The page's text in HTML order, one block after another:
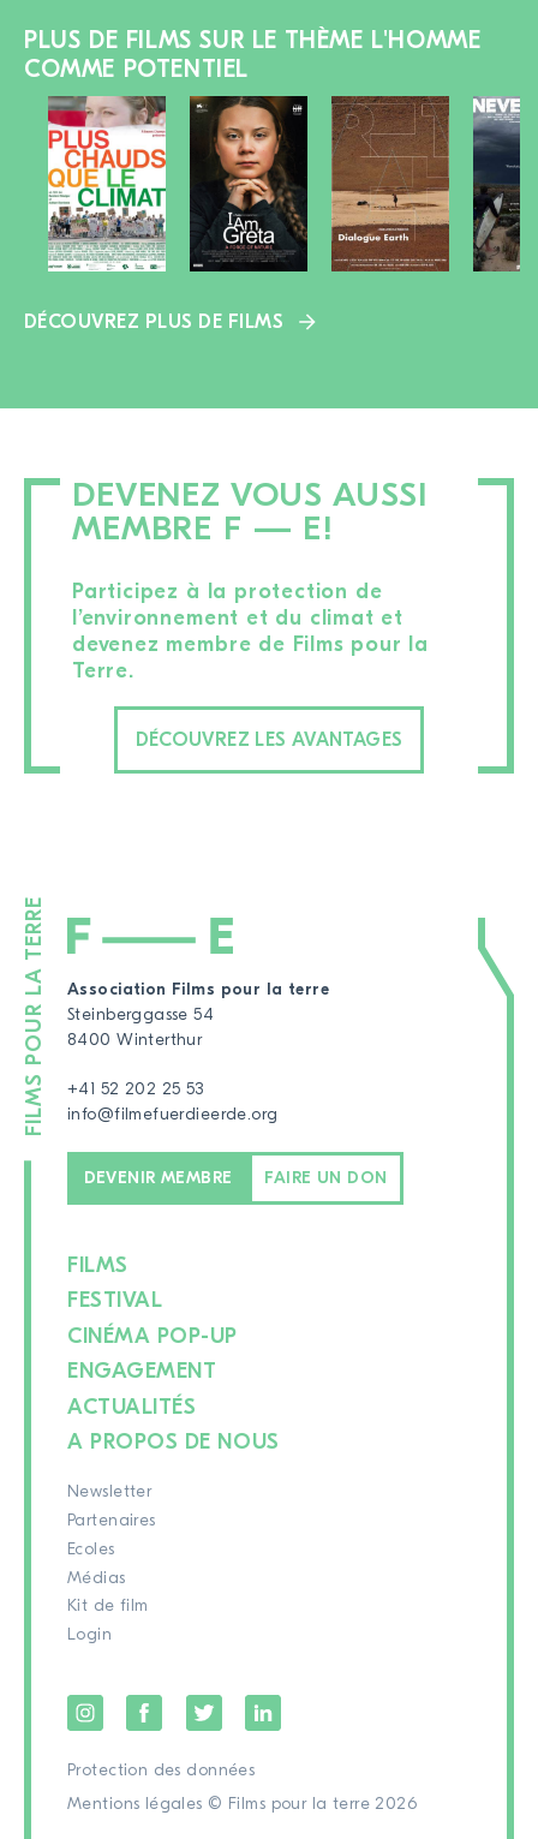
PLUS DE FILMS SUR LE THÈME L'HOMME
COMME POTENTIEL
DÉCOUVREZ PLUS DE FILMS
DEVENEZ VOUS AUSSI
MEMBRE F — E!
Participez à la protection de
l’environnement et du climat et
devenez membre de Films pour la
Terre.
DÉCOUVREZ LES AVANTAGES
Association Films pour la terre
Steinberggasse 54
8400 Winterthur
+41 52 202 25 53
info@filmefuerdieerde.org
DEVENIR MEMBRE FAIRE UN DON
FILMS
FESTIVAL
CINÉMA POP-UP
ENGAGEMENT
ACTUALITÉS
A PROPOS DE NOUS
Newsletter
Partenaires
Ecoles
Médias
Kit de film
Login
Protection des données
Mentions légales © Films pour la terre 2026